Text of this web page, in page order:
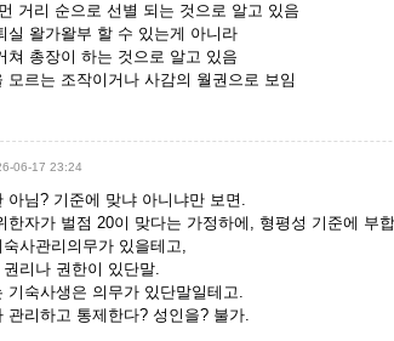
거리 순으로 선별 되는 것으로 알고 있음
실 왈가왈부 할 수 있는게 아니라
쳐 총장이 하는 것으로 알고 있음
모르는 조작이거나 사감의 월권으로 보임
06-17 23:24
아님? 기준에 맞냐 아니냐만 보면.
한자가 벌점 20이 맞다는 가정하에, 형평성 기준에 부
사관리의무가 있을테고,
리나 권한이 있단말.
기숙사생은 의무가 있단말일테고.
관리하고 통제한다? 성인을? 불가.